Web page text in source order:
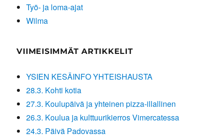
Työ- ja loma-ajat
Wilma
VIIMEISIMMÄT ARTIKKELIT
YSIEN KESÄINFO YHTEISHAUSTA
28.3. Kohti kotia
27.3. Koulupäivä ja yhteinen pizza-illallinen
26.3. Koulua ja kulttuurikierros Vimercatessa
24.3. Päivä Padovassa